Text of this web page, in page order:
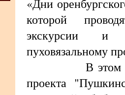
«Дни
которой
экскурсии и
пуховязальному
В этом году,
проекта